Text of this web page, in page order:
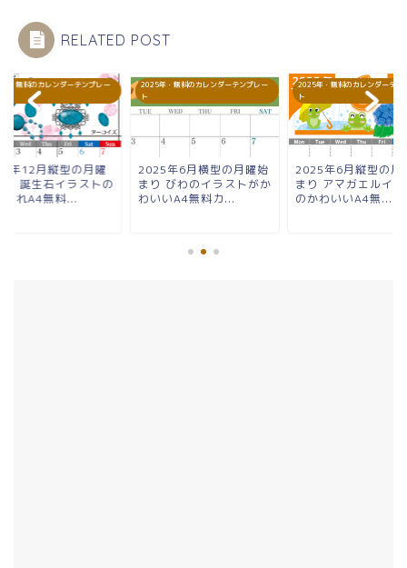
RELATED POST
・無料のカレンダーテンプレー
年12月縦型の月曜
り 誕生石イラストの
ゃれA4無料...
2025年・無料のカレンダーテンプレー
ト
2025年6月横型の月曜始
まり びわのイラストがか
わいいA4無料カ...
2025年・無料のカレンダーテン
ト
2025年6月縦型の月
まり アマガエルイ
のかわいいA4無...